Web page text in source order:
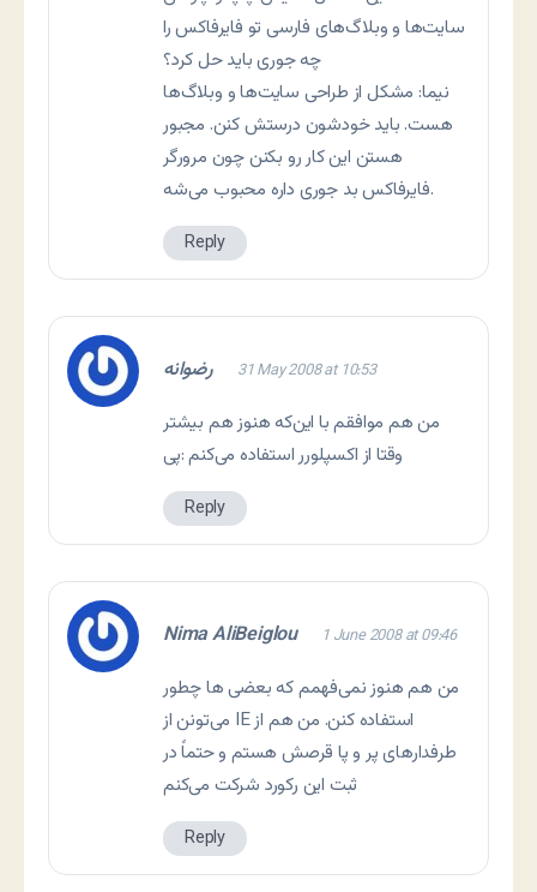
سایت‌ها و وبلاگ‌های فارسی تو فایرفاکس را
چه جوری باید حل کرد؟
نیما: مشکل از طراحی سایت‌ها و وبلاگ‌ها
هست. باید خودشون درستش کنن. مجبور
هستن این کار رو بکنن چون مرورگر
فایرفاکس بد جوری داره محبوب می‌شه.
Reply
رضوانه 31 May 2008 at 10:53
من هم موافقم با این‌که هنوز هم بیشتر
وقتا از اکسپلورر استفاده می‌کنم :پی
Reply
Nima AliBeiglou 1 June 2008 at 09:46
من هم هنوز نمی‌فهمم که بعضی ها چطور
می‌تونن از IE استفاده کنن. من هم از
طرفدارهای پر و پا قرصش هستم و حتماً در
ثبت این رکورد شرکت می‌کنم
Reply